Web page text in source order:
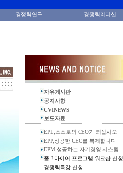
경쟁력연구 경쟁력리더십
자유게시판
공지사항
CVINEWS
보도자료
EPL,스스로의 CEO가 되십시오
EPP,성공한 CEO를 복제합니다
EPM,성공하는 자기경영 시스템
폴 J.마이어 프로그램 워크샵 신청
경쟁력특강 신청